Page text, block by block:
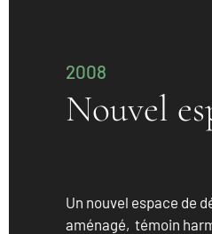
2008
Nouvel
Un nouvel espace de
aménagé, témoin